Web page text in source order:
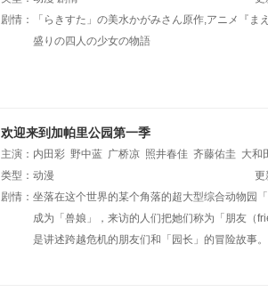
剧情：
「らきすた」の美水かがみさん原作,アニメ『
盛りの四人の少女の物語
欢迎来到加帕里公园第一季
主演： 内田彩 野中蓝 广桥凉 照井春佳 齐藤佑圭 大和
类型： 动漫
更
剧情： 坐落在这个世界的某个角落的超大型综合动物园
成为「兽娘」，来访的人们把她们称为「朋友（
是讲述跨越危机的朋友们和「园长」的冒险故事